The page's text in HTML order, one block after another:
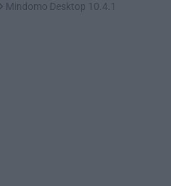
Mindomo Desktop 10.4.1